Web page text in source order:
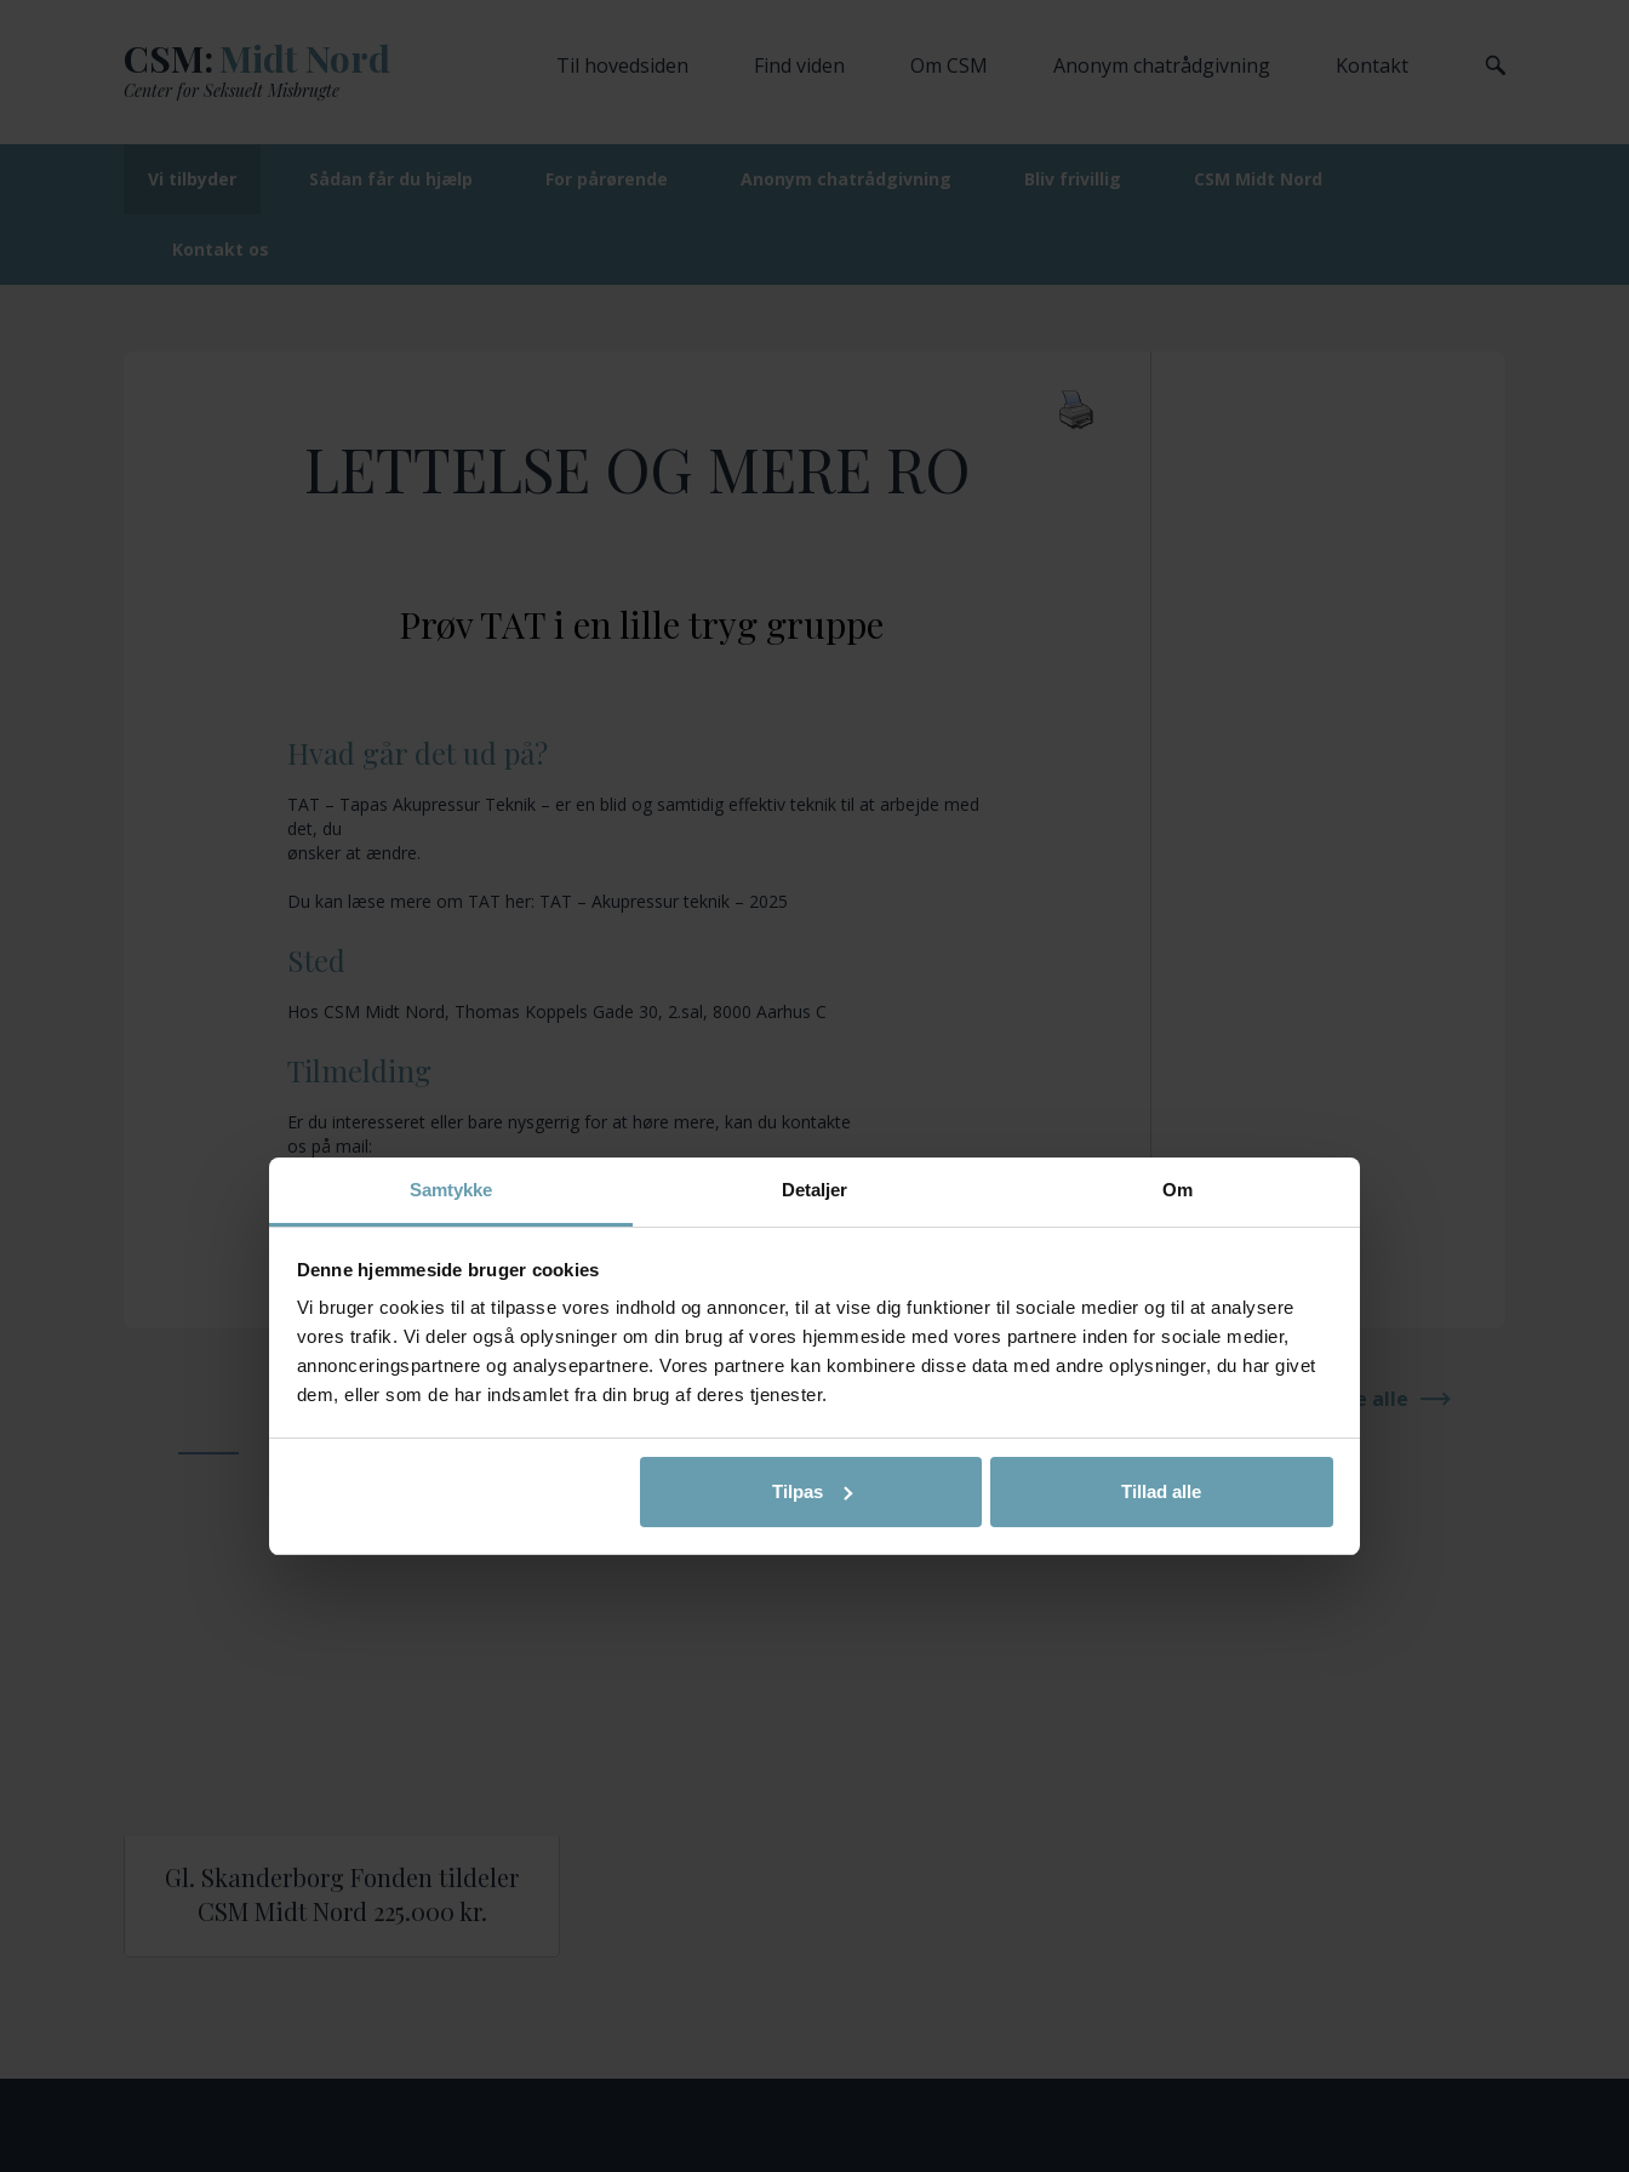
Samtykke Detaljer Om
Denne hjemmeside bruger cookies
Vi bruger cookies til at tilpasse vores indhold og annoncer, til at vise dig funktioner til sociale medier og til at analysere
vores trafik. Vi deler også oplysninger om din brug af vores hjemmeside med vores partnere inden for sociale medier,
annonceringspartnere og analysepartnere. Vores partnere kan kombinere disse data med andre oplysninger, du har givet
dem, eller som de har indsamlet fra din brug af deres tjenester.
Tilpas Tillad alle
CSM:Midt Nord
Center for Seksuelt Misbrugte
Til hovedsiden Find viden Om CSM Anonym chatrådgivning Kontakt
Vi tilbyder Sådan får du hjælp For pårørende Anonym chatrådgivning Bliv frivillig CSM Midt Nord
Kontakt os
LETTELSE OG MERE RO
Prøv TAT i en lille tryg gruppe
Hvad går det ud på?
TAT – Tapas Akupressur Teknik – er en blid og samtidig effektiv teknik til at arbejde med
det, du
ønsker at ændre.
Du kan læse mere om TAT her: TAT – Akupressur teknik – 2025
Sted
Hos CSM Midt Nord, Thomas Koppels Gade 30, 2.sal, 8000 Aarhus C
Tilmelding
Er du interesseret eller bare nysgerrig for at høre mere, kan du kontakte
os på mail:
Se alle
Gl. Skanderborg Fonden tildeler
CSM Midt Nord 225.000 kr.